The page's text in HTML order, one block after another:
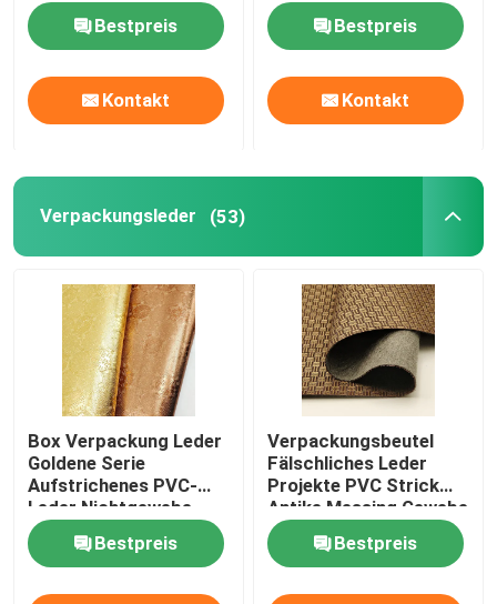
Bestpreis
Kontakt
Bestpreis
Kontakt
Verpackungsleder (53)
Box Verpackung Leder
Goldene Serie
Aufstrichenes PVC-
Leder Nichtgewebe
Bestpreis
Verpackungsbeutel
Fälschliches Leder
Projekte PVC Strick
Antike Messing Gewebe
Bestpreis